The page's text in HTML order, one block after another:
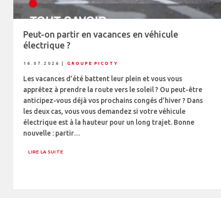
Peut-on partir en vacances en véhicule
électrique ?
16.07.2026 GROUPE PICOTY
Les vacances d’été battent leur plein et vous vous
apprêtez à prendre la route vers le soleil ? Ou peut-être
anticipez-vous déjà vos prochains congés d’hiver ? Dans
les deux cas, vous vous demandez si votre véhicule
électrique est à la hauteur pour un long trajet. Bonne
nouvelle : partir…
LIRE LA SUITE